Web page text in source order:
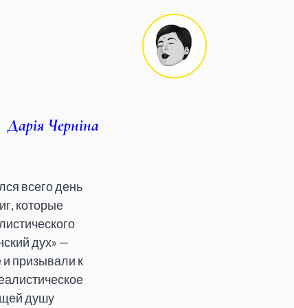
Дарія Черніна
всего день
которые
дух» —
призывали к
душу